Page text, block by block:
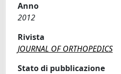
Anno
2012
Rivista
JOURNAL OF ORTHOPEDICS
Stato di pubblicazione